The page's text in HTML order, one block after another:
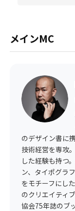
メインMC
のデザイン書に
技術経営を専攻
した経験も持つ
ン、タイポグラ
をモチーフにし
のクリエイティ
協会75年誌のブ